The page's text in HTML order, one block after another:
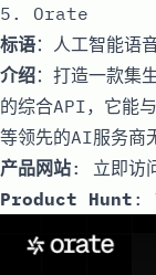
5. Orate
标语：人工智能语
介绍：打造一款集
的综合API，它
等领先的AI服务商
产品网站: 立即访
Product Hunt :